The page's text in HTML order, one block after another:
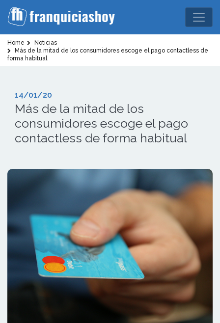
Home
Noticias
Más de la mitad de los consumidores escoge el pago contactless de
forma habitual
14/01/20
Más de la mitad de los
consumidores escoge el pago
contactless de forma habitual